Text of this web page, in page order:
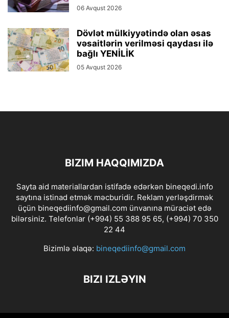
06 Avqust 2026
Dövlət mülkiyyətində olan əsas
vəsaitlərin verilməsi qaydası ilə
bağlı YENİLİK
05 Avqust 2026
BIZIM HAQQIMIZDA
Sayta aid materiallardan istifadə edərkən bineqedi.info
saytına istinad etmək məcburidir. Reklam yerləşdirmək
üçün bineqediinfo@gmail.com ünvanına müraciət edə
bilərsiniz. Telefonlar (+994) 55 388 95 65, (+994) 70 350
22 44
Bizimlə əlaqə: bineqediinfo@gmail.com
BIZI IZLƏYIN